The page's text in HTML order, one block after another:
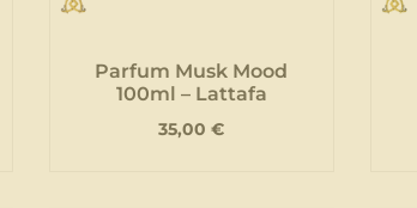
Parfum Musk Mood
100ml – Lattafa
35,00€